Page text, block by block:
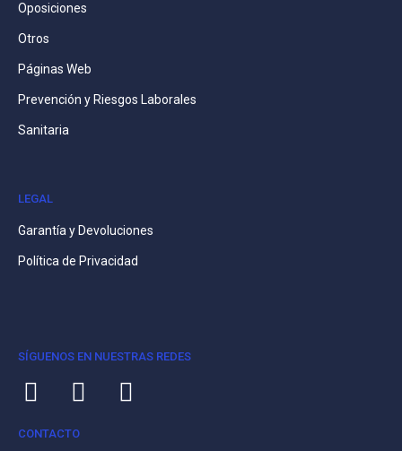
Oposiciones
Otros
Páginas Web
Prevención y Riesgos Laborales
Sanitaria
LEGAL
Garantía y Devoluciones
Política de Privacidad
SÍGUENOS EN NUESTRAS REDES
CONTACTO